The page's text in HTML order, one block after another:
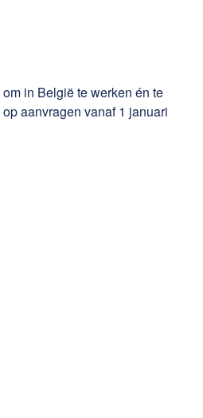
in België te werken én te
aanvragen vanaf 1 januari